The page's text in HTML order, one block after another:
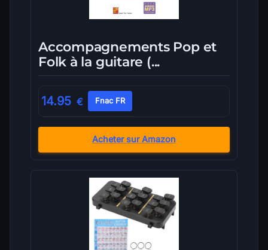
Accompagnements Pop et
Folk à la guitare (...
14.95 € Fnac FR
Acheter sur Amazon